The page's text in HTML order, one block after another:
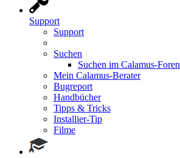
Support
Support
Suchen
Suchen im Calamus-Foren
Mein Calamus-Berater
Bugreport
Handbücher
Tipps & Tricks
Installier-Tip
Filme